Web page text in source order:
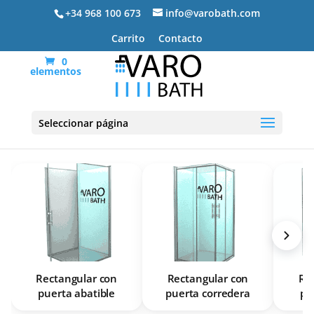
+34 968 100 673
info@varobath.com
Carrito
Contacto
0
elementos
Seleccionar página
Mamparas de ducha rectangulares
Rectangular con
puerta abatible
Rectangular con
puerta corredera